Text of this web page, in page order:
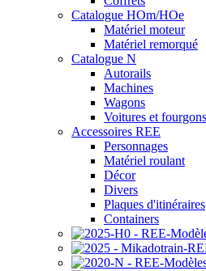
Catalogue HOm/HOe
Matériel moteur
Matériel remorqué
Catalogue N
Autorails
Machines
Wagons
Voitures et fourgons
Accessoires REE
Personnages
Matériel roulant
Décor
Divers
Plaques d'itinéraires
Containers